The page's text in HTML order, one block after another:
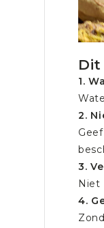
1.
2.
3.
Niet
4.